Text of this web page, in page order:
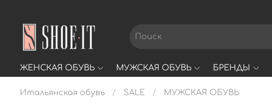
ЖЕНСКАЯ ОБУВЬ МУЖСКАЯ ОБУВЬ БРЕНДЫ
Итальянская обувь SALE МУЖСКАЯ ОБУВЬ